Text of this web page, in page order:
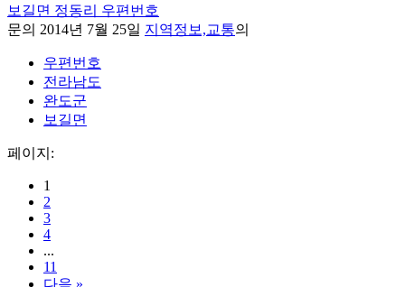
보길면 정동리 우편번호
문의 2014년 7월 25일 지역정보,교통의
우편번호
전라남도
완도군
보길면
페이지:
1
2
3
4
...
11
다음 »